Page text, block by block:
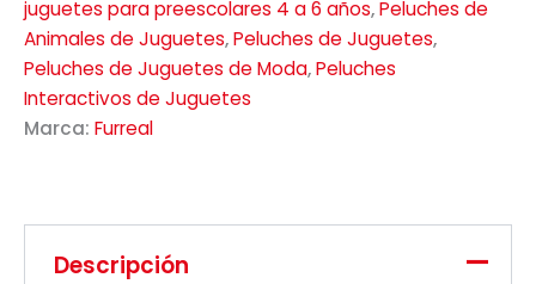
juguetes para preescolares 4 a 6 años,Peluches de
Animales de Juguetes,Peluches de Juguetes,
Peluches de Juguetes de Moda,Peluches
Interactivos de Juguetes
Marca: Furreal
Descripción